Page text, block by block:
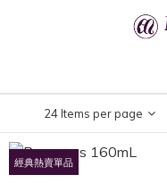
24 Items per page
經典熱賣單品